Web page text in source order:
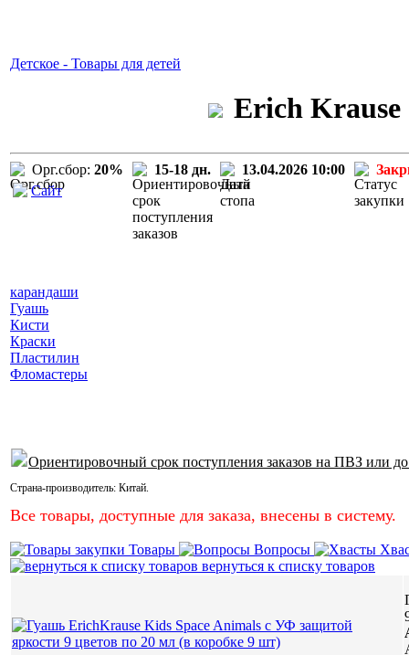
Детское - Товары для детей
Erich Krause
Орг.сбор: 20% 15-18 дн. 13.04.2026 10:00
Сайт
карандаши
Гуашь
Кисти
Краски
Пластилин
Фломастеры
Ориентировочный срок поступления заказов на ПВЗ или
Страна-производитель: Китай.
Все товары, доступные для заказа, внесены в систему.
Товары Вопросы
вернуться к списку товаров